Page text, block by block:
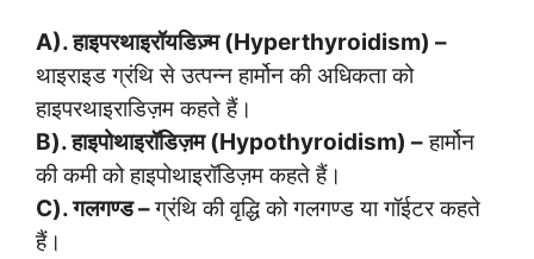
A). हाइपरथाइरॉयडिज़्म (Hyperthyroidism) –
थाइराइड ग्रंथि से उत्पन्न हार्मोन की अधिकता को
हाइपरथाइराडिज़म कहते हैं।
B). हाइपोथाइरॉडिज़म (Hypothyroidism) –हार्मोन
की कमी को हाइपोथाइरॉडिज़म कहते हैं।
C). गलगण्ड –ग्रंथि की वृद्धि को गलगण्ड या गॉईटर कहते
हैं।